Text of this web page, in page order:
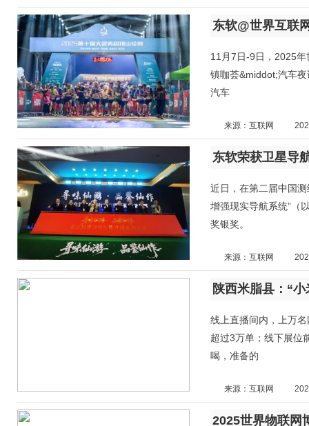
东软@世界互联
11月7日-9日，2025
镇咖荟&middot;汽车
汽车
来源：互联网
东软荣获卫星导
近日，在第二届中国
增强现实导航系统”（
奖银奖。
来源：互联网
陕西米脂县：“
线上直播间内，上万
超过3万单；线下展位
喝，准备的
来源：互联网